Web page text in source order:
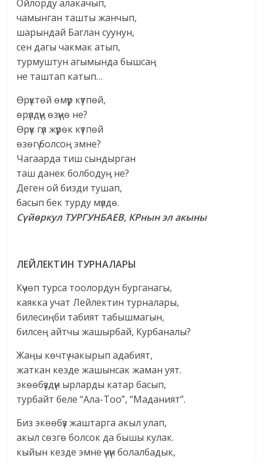
Ойлорду алакачып,
чамынган ташты жанчып,
шарындай Баглан суунун,
сен дагы чакмак атып,
турмуштун агымында бышсаң
не таштап катып…
Өрүктөй өмүр күтпөй,
өрүлдүң өзүңө не?
Өрүк гүл жүрөк күтпөй
өзөгү болсоң эмне?
Чагаарда тиш сындырган
таш данек болбодуң не?
Деген ой бизди тушап,
басып бек турду мүлдө.
Сүйөркул ТУРГУНБАЕВ, КРнын эл акыны
ЛЕЙЛЕКТИН ТУРНАЛАРЫ
Күчөп турса тоолордун бурганагы,
каякка учат Лейлектин турналары,
билесиңби табият табышмагын,
билсең айтчы жашырбай, Курбаналы?
Жаңы көчтү чакырып адабият,
жаткан кезде жашынсак жаман уят.
экөөбүздүн ырларды катар басып,
турбайт беле “Ала-Тоо”, “Маданият”.
Биз экөөбүз жаштарга акыл улап,
акыл сөзгө болсок да бышы кулак.
кыйын кезде эмне үчүн болалбадык,